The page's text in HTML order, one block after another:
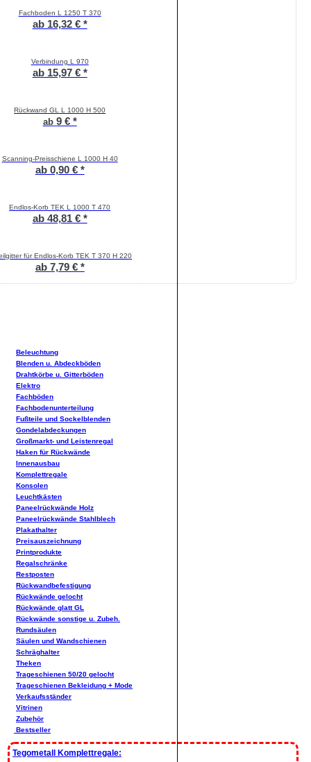
Fachboden L 1250 T 370
ab 16,32 € *
Verbindung L 970
ab 15,97 € *
Rückwand GL L 1000 H 500
ab 9 € *
Scanning-Preisschiene L 1000 H 40
ab 0,90 € *
Endlos-Korb TEK L 1000 T 470
ab 48,81 € *
für Endlos-Korb TEK T 370 H 220
ab 7,79 € *
Beleuchtung
Blenden u. Abdeckböden
Drahtkörbe u. Gitterböden
Elektro
Fachböden
Fachbodenunterteilung
Fußteile und Sockelblenden
Gondelabdeckungen
Großmarkt- und Leistenregal
Haken für Rückwände
Innenausbau
Komplettregale
Konsolen
Leuchtkästen
Paneelrückwände Holz
Paneelrückwände Stahlblech
Plakathalter
Preisauszeichnung
Printprodukte
Regalschränke
Restposten
Rückwandbefestigung
Rückwände gelocht
Rückwände glatt GL
Rückwände sonstige u. Zubeh.
Rundsäulen
Säulen und Wandschienen
Schräghalter
Theken
Trageschienen 50/20 gelocht
Trageschienen Bekleidung + Mode
Verkaufsständer
Vitrinen
Zubehör
Bestseller
Tegometall Komplettregale: